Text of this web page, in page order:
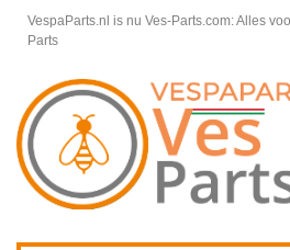
VespaParts.nl is nu Ves-Parts.com: Alles
Parts